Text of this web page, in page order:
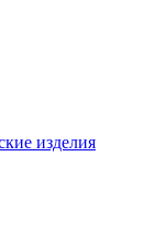
изделия